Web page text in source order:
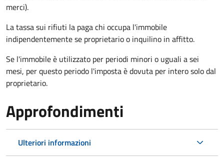
merci).
La tassa sui rifiuti la paga chi occupa l'immobile
indipendentemente se proprietario o inquilino in affitto.
Se l'immobile è utilizzato per periodi minori o uguali a sei
mesi, per questo periodo l'imposta è dovuta per intero solo dal
proprietario.
Approfondimenti
Ulteriori informazioni